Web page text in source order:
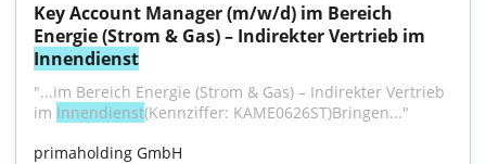
Key Account Manager (m/w/d) im Bereich
Innendienst
"...im Bereich Energie (Strom & Gas) – Indirekter Vertrieb
im Innendienst(Kennziffer: KAME0626ST)Bringen..."
primaholding GmbH